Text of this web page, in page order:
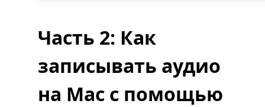
Часть 2: Как
записывать аудио
на Mac с помощью